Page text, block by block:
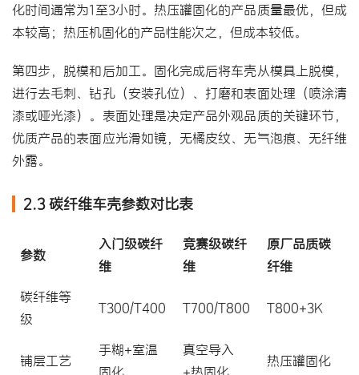
化时间通常为1至3小时。热压罐固化的产品质量最优，但成
本较高；热压机固化的产品性能次之，但成本较低。
第四步，脱模和后加工。固化完成后将车壳从模具上脱模，
进行去毛刺、钻孔（安装孔位）、打磨和表面处理（喷涂清
漆或哑光漆）。表面处理是决定产品外观品质的关键环节，
优质产品的表面应光滑如镜，无橘皮纹、无气泡痕、无纤维
外露。
2.3 碳纤维车壳参数对比表
参数
入门级碳纤
维
竞赛级碳纤
维
原厂品质碳
纤维
碳纤维等
级
T300/T400 T700/T800 T800+3K
铺层工艺
手糊+室温
真空导入
热压罐固化